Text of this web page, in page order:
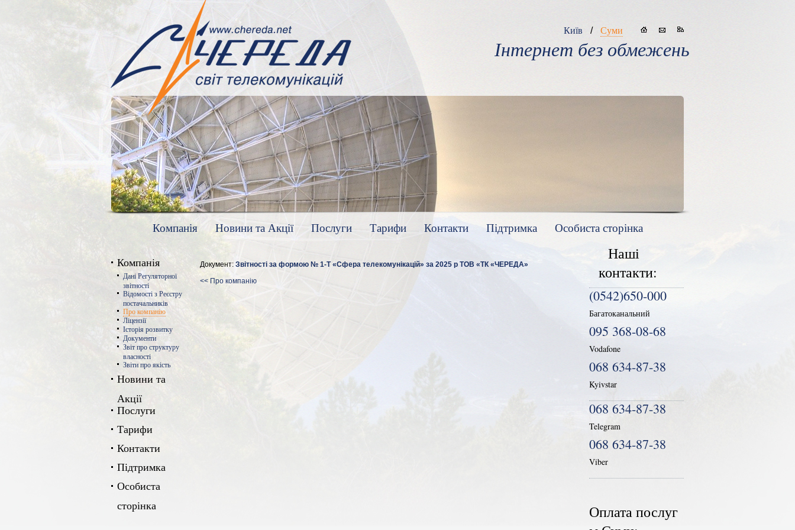
Київ / Суми
Інтернет без обмежень
Компанія Новини та Акції Послуги Тарифи Контакти Підтримка Особиста сторінка
Компанія
Дані Регуляторної
звітності
Відомості з Реєстру
постачальників
Про компанію
Ліцензії
Історія розвитку
Документи
Звіт про структуру
власності
Звіти про якість
Новини та
Акції
Послуги
Тарифи
Контакти
Підтримка
Особиста
сторінка
Документ: Звітності за формою № 1-Т «Сфера телекомунікацій» за 2025 р ТОВ «ТК «ЧЕРЕДА»
<< Про компанію
Наші
контакти:
(0542)650-000
Багатоканальний
095 368-08-68
Vodafone
068 634-87-38
Kyivstar
068 634-87-38
Telegram
068 634-87-38
Viber
Оплата послуг